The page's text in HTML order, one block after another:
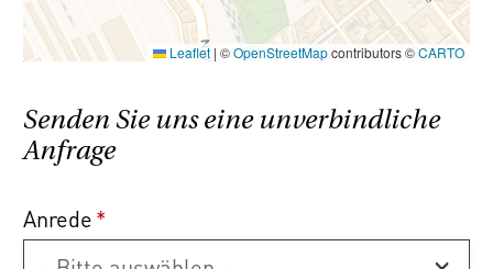
Leaflet | ©OpenStreetMapcontributors ©CARTO
Senden Sie uns eine unverbindliche
Anfrage
Anrede*